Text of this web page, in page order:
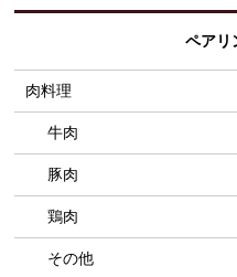
ペアリ
肉料理
牛肉
豚肉
鶏肉
その他